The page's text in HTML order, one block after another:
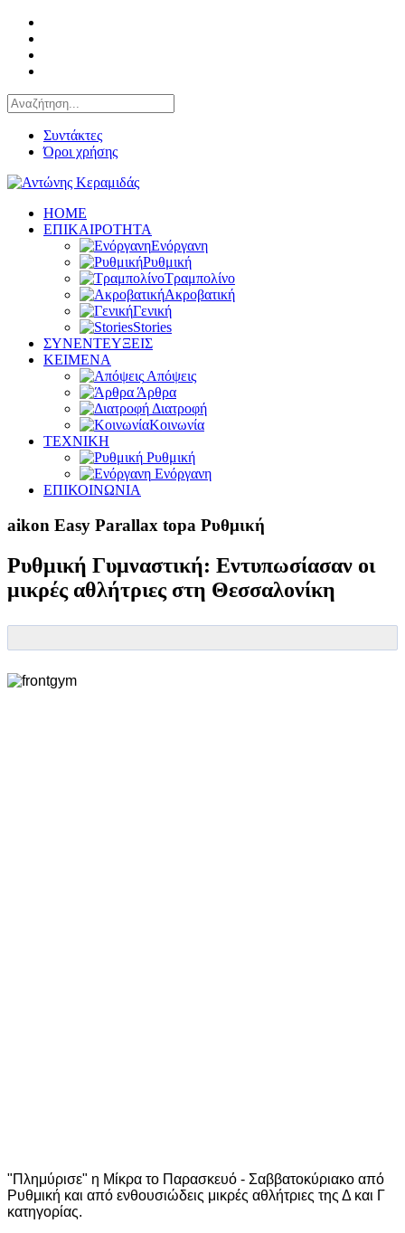
Συντάκτες
Όροι χρήσης
HOME
ΕΠΙΚΑΙΡΟΤΗΤΑ
Ενόργανη
Ρυθμική
Τραμπολίνο
Ακροβατική
Γενική
Stories
ΣΥΝΕΝΤΕΥΞΕΙΣ
KEIMENA
Απόψεις
Άρθρα
Διατροφή
Κοινωνία
ΤΕΧΝΙΚΗ
Ρυθμική
Ενόργανη
ΕΠΙΚΟΙΝΩΝΙΑ
aikon Easy Parallax topa Ρυθμική
Ρυθμική Γυμναστική: Εντυπωσίασαν οι
μικρές αθλήτριες στη Θεσσαλονίκη
"Πλημύρισε" η Μίκρα το Παρασκευό - Σαββατοκύριακο από
Ρυθμική και από ενθουσιώδεις μικρές αθλήτριες της Δ και Γ
κατηγορίας.